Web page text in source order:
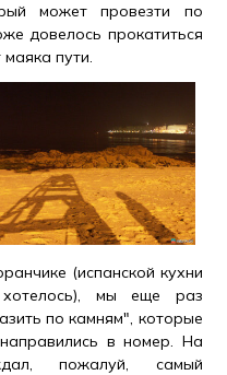
может провезти по
довелось прокатиться
пути.
(испанской кухни
мы еще раз
по камням", которые
в номер. На
пожалуй, самый